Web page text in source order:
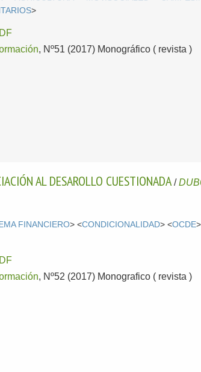
>
, Nº51 (2017) Monográfico ( revista )
AL DESAROLLO CUESTIONADA /
FINANCIERO> <CONDICIONALIDAD> <OCDE
, Nº52 (2017) Monografico ( revista )